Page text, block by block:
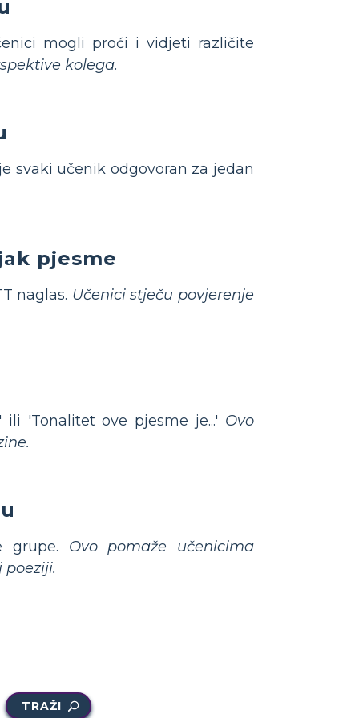
mogli proći i vidjeti različite
kolega.
svaki učenik odgovoran za jedan
pjesme
naglas. Učenici stječu povjerenje
'Tonalitet ove pjesme je...' Ovo
grupe. Ovo pomaže učenicima
TRAŽI